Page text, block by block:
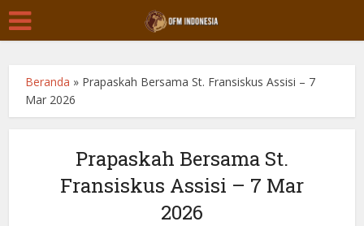
Beranda » Prapaskah Bersama St. Fransiskus Assisi – 7
Mar 2026
Prapaskah Bersama St.
Fransiskus Assisi – 7 Mar
2026